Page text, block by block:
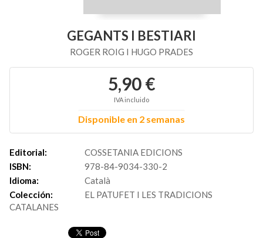
GEGANTS I BESTIARI
ROGER ROIG I HUGO PRADES
5,90 €
IVA incluido
Disponible en 2 semanas
Editorial:
COSSETANIA EDICIONS
ISBN:
978-84-9034-330-2
Idioma:
Català
Colección:
EL PATUFET I LES TRADICIONS
CATALANES